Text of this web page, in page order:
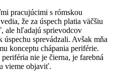
pracujúcimi s rómskou
že za úspech platia väčšiu
ale hľadajú sprievodcov
sprevádzali. Avšak mňa
konceptu chápania periférie.
nie je čierna, je farebná
vieme objaviť.